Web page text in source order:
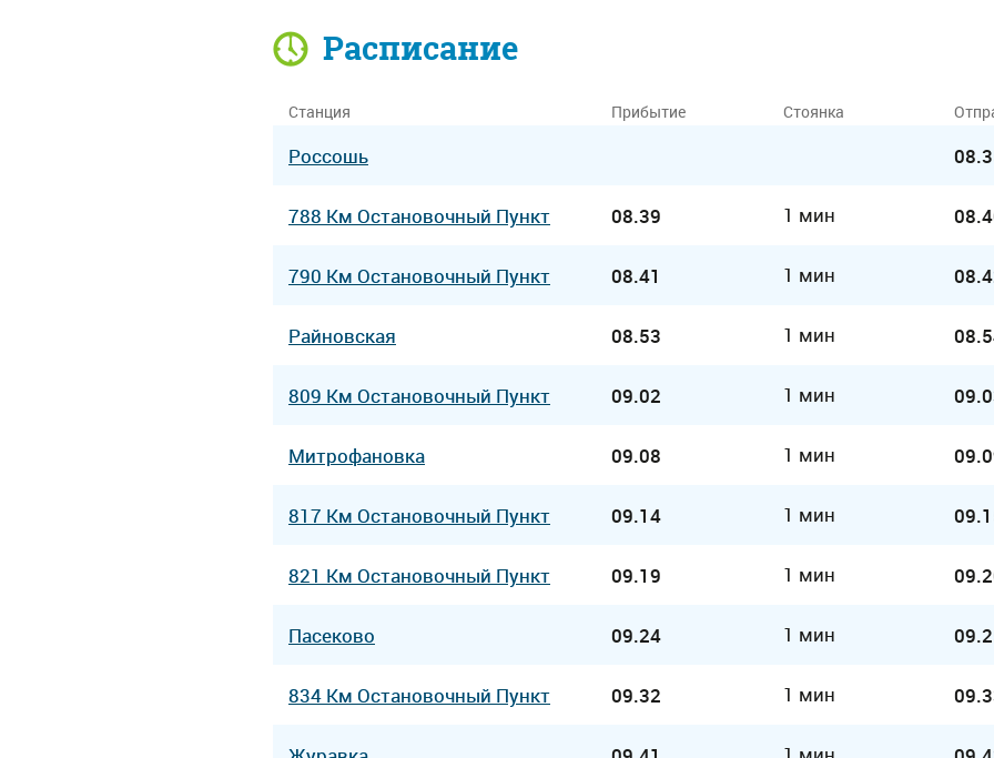
Расписание
Станция Прибытие Стоянка
Россошь
788 Км Остановочный Пункт 08.39 1 мин
790 Км Остановочный Пункт 08.41 1 мин
Райновская 08.53 1 мин
809 Км Остановочный Пункт 09.02 1 мин
Митрофановка 09.08 1 мин
817 Км Остановочный Пункт 09.14 1 мин
821 Км Остановочный Пункт 09.19 1 мин
Пасеково 09.24 1 мин
834 Км Остановочный Пункт 09.32 1 мин